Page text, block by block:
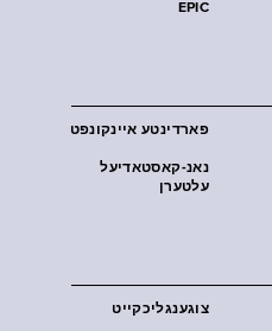
EPIC
פארדינטע איינקונפט
נאנ-קאסטאדיעל
עלטערן
צוגענגליכקייט